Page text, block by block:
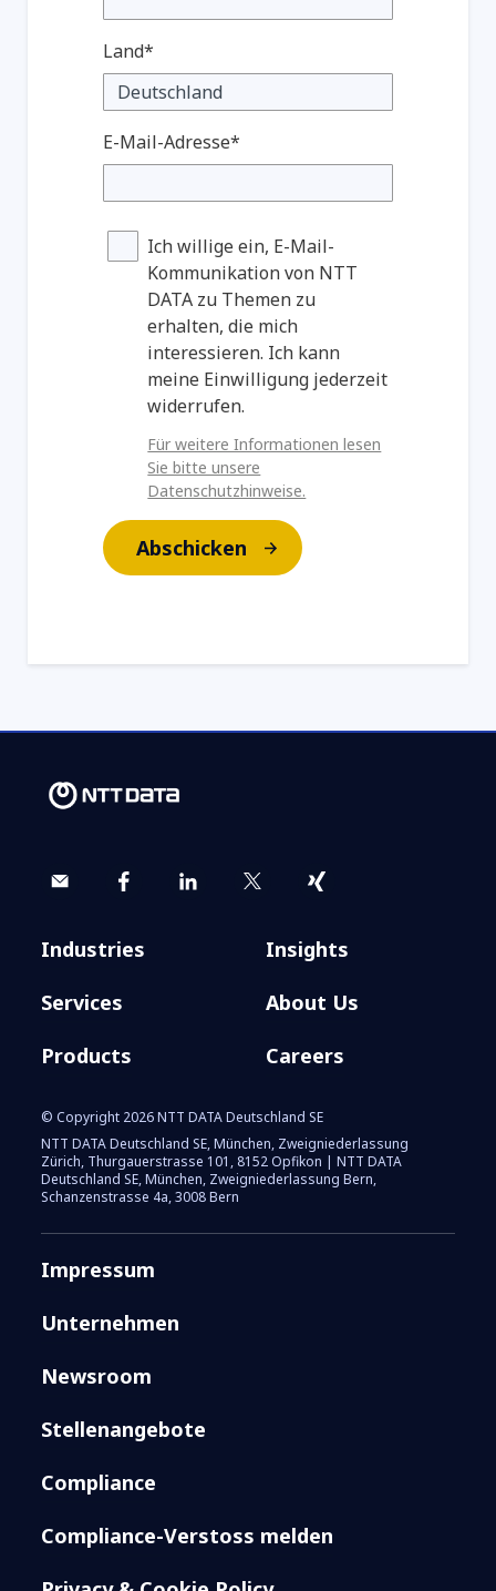
Land*
E-Mail-Adresse*
Ich willige ein, E-Mail-
Kommunikation von NTT
DATA zu Themen zu
erhalten, die mich
interessieren. Ich kann
meine Einwilligung jederzeit
widerrufen.
Für weitere Informationen lesen
Sie bitte unsere
Datenschutzhinweise.
Abschicken
Industries
Services
Products
Insights
About Us
Careers
© Copyright 2026 NTT DATA Deutschland SE
NTT DATA Deutschland SE, München, Zweigniederlassung
Zürich, Thurgauerstrasse 101, 8152 Opfikon | NTT DATA
Deutschland SE, München, Zweigniederlassung Bern,
Schanzenstrasse 4a, 3008 Bern
Impressum
Unternehmen
Newsroom
Stellenangebote
Compliance
Compliance-Verstoss melden